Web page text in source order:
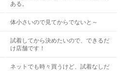
ある。
体小さいので見てからでないと～
試着してから決めたいので、できるだ
け店舗です！
ネットでも時々買うけど、試着なしだ